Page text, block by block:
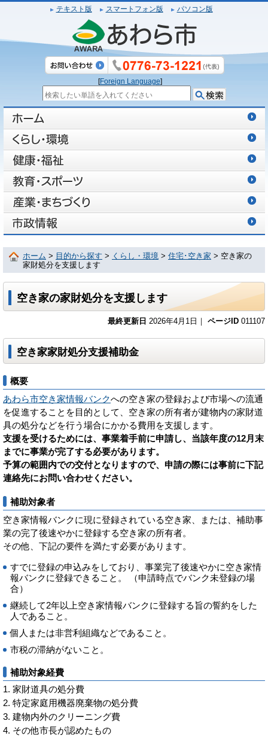
テキスト版 スマートフォン版 パソコン版
[Foreign Language]
ホーム > 目的から探す > くらし・環境 > 住宅･空き家 > 空き家の
家財処分を支援します
空き家の家財処分を支援します
最終更新日 2026年4月1日｜ ページID 011107
空き家家財処分支援補助金
概要
あわら市空き家情報バンクへの空き家の登録および市場への流通
を促進することを目的として、空き家の所有者が建物内の家財道
具の処分などを行う場合にかかる費用を支援します。
支援を受けるためには、事業着手前に申請し、当該年度の12月末
までに事業が完了する必要があります。
予算の範囲内での交付となりますので、申請の際には事前に下記
連絡先にお問い合わせください。
補助対象者
空き家情報バンクに現に登録されている空き家、または、補助事
業の完了後速やかに登録する空き家の所有者。
その他、下記の要件を満たす必要があります。
すでに登録の申込みをしており、事業完了後速やかに空き家情
報バンクに登録できること。 （申請時点でバンク未登録の場
合）
継続して2年以上空き家情報バンクに登録する旨の誓約をした
人であること。
個人または非営利組織などであること。
市税の滞納がないこと。
補助対象経費
家財道具の処分費
特定家庭用機器廃棄物の処分費
建物内外のクリーニング費
その他市長が認めたもの